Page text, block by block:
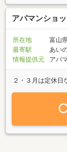
アパマンショ
所在地
富山
最寄駅
あい
情報提供元
アパ
２・３月は定休日